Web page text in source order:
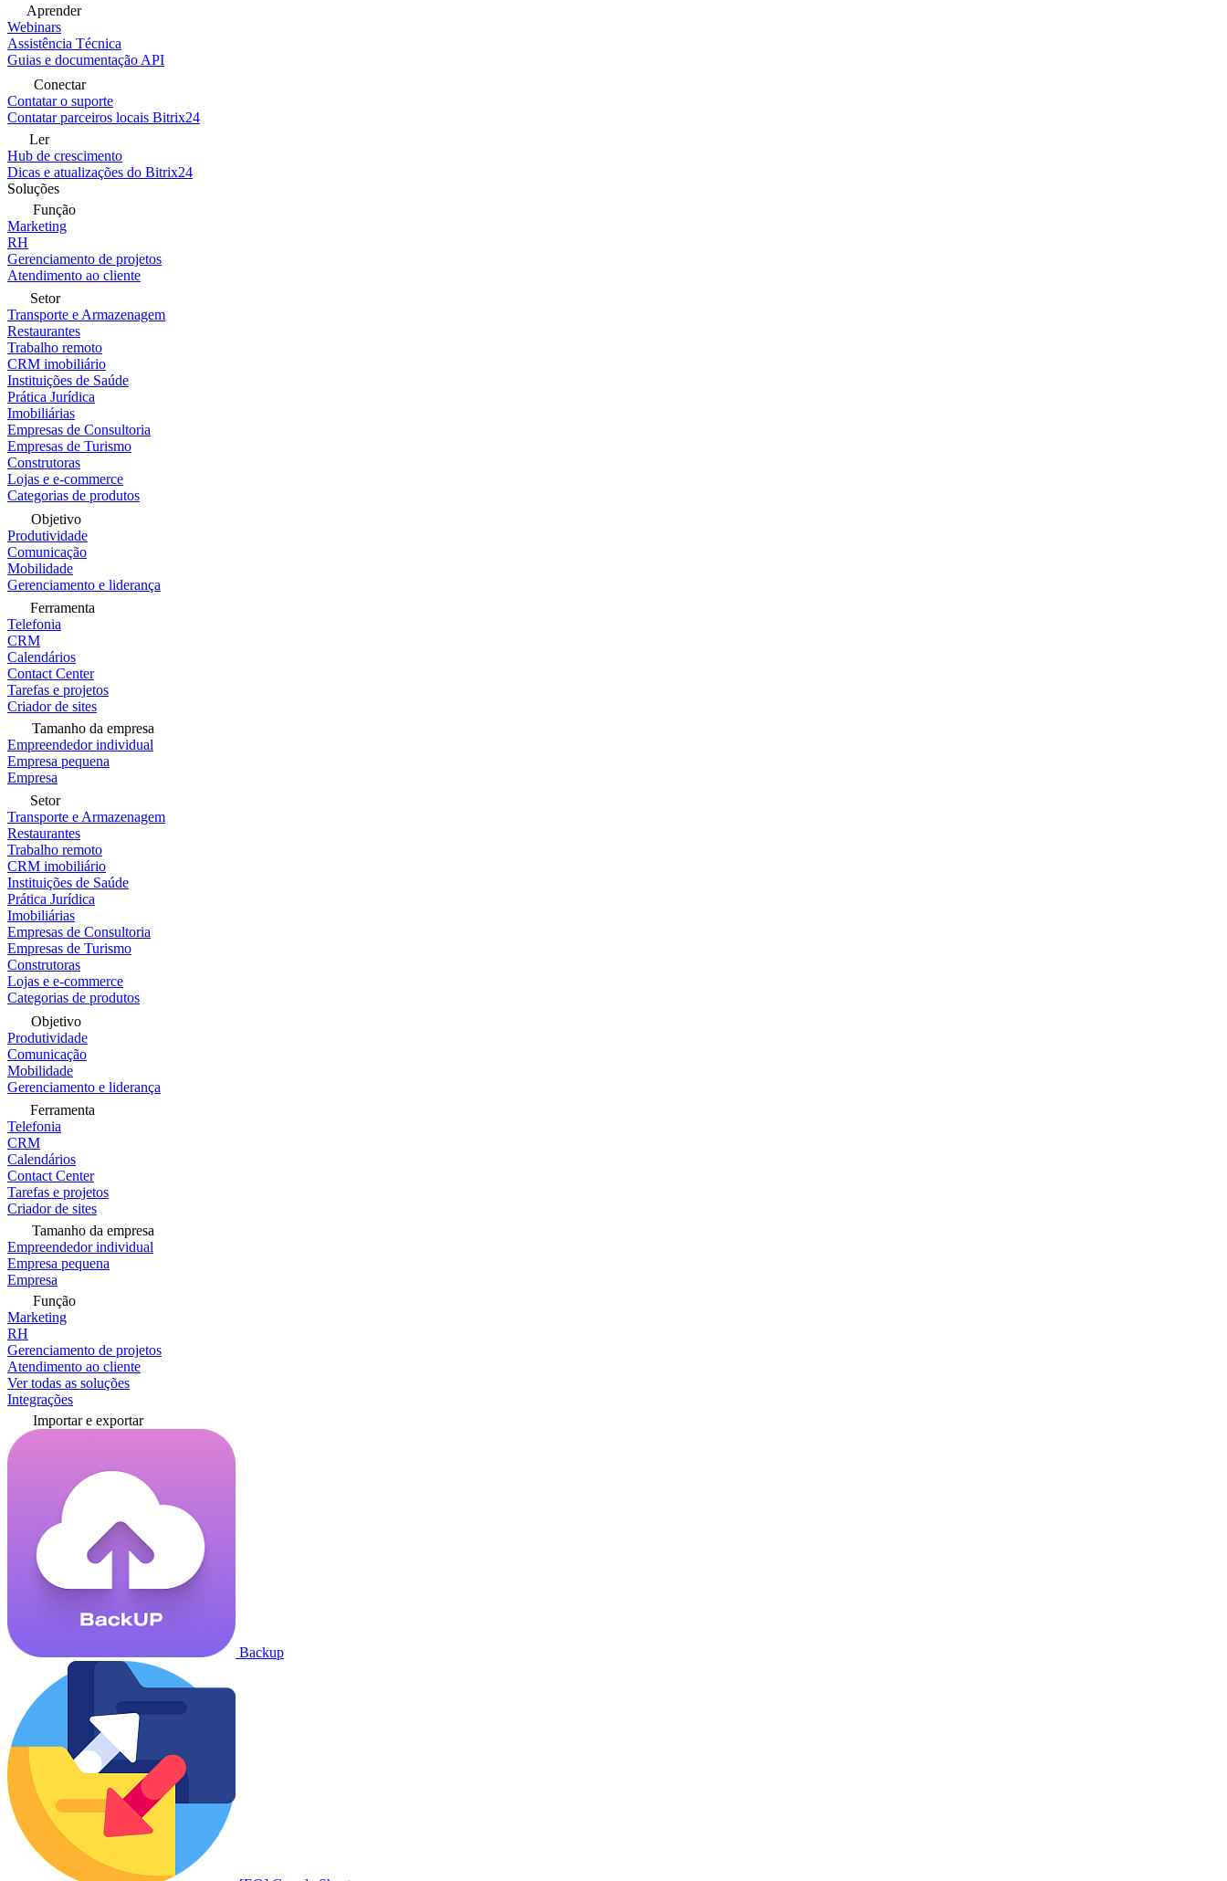
Aprender
Webinars
Assistência Técnica
Guias e documentação API
Conectar
Contatar o suporte
Contatar parceiros locais Bitrix24
Ler
Hub de crescimento
Dicas e atualizações do Bitrix24
Soluções
Função
Marketing
RH
Gerenciamento de projetos
Atendimento ao cliente
Setor
Transporte e Armazenagem
Restaurantes
Trabalho remoto
CRM imobiliário
Instituições de Saúde
Prática Jurídica
Imobiliárias
Empresas de Consultoria
Empresas de Turismo
Construtoras
Lojas e e-commerce
Categorias de produtos
Objetivo
Produtividade
Comunicação
Mobilidade
Gerenciamento e liderança
Ferramenta
Telefonia
CRM
Calendários
Contact Center
Tarefas e projetos
Criador de sites
Tamanho da empresa
Empreendedor individual
Empresa pequena
Empresa
Setor
Transporte e Armazenagem
Restaurantes
Trabalho remoto
CRM imobiliário
Instituições de Saúde
Prática Jurídica
Imobiliárias
Empresas de Consultoria
Empresas de Turismo
Construtoras
Lojas e e-commerce
Categorias de produtos
Objetivo
Produtividade
Comunicação
Mobilidade
Gerenciamento e liderança
Ferramenta
Telefonia
CRM
Calendários
Contact Center
Tarefas e projetos
Criador de sites
Tamanho da empresa
Empreendedor individual
Empresa pequena
Empresa
Função
Marketing
RH
Gerenciamento de projetos
Atendimento ao cliente
Ver todas as soluções
Integrações
Importar e exportar
Backup